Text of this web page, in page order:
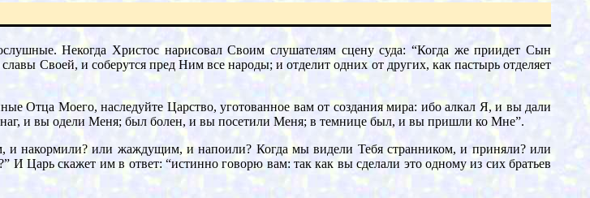
Некогда Христос нарисовал Своим слушателям сцену суда: “Когда же приидет Сын
Своей, и соберутся пред Ним все народы; и отделит одних от других, как пастырь отделяет
Отца Моего, наследуйте Царство, уготованное вам от создания мира: ибо алкал Я, и вы дали
и вы одели Меня; был болен, и вы посетили Меня; в темнице был, и вы пришли ко Мне”.
и накормили? или жаждущим, и напоили? Когда мы видели Тебя странником, и приняли? или
Царь скажет им в ответ: “истинно говорю вам: так как вы сделали это одному из сих братьев